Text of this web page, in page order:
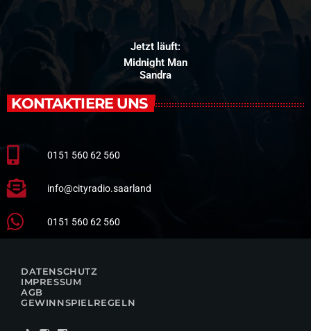
Jetzt läuft:
Midnight Man
Sandra
KONTAKTIERE UNS
0151 560 62 560
info@cityradio.saarland
0151 560 62 560
DATENSCHUTZ
IMPRESSUM
AGB
GEWINNSPIELREGELN